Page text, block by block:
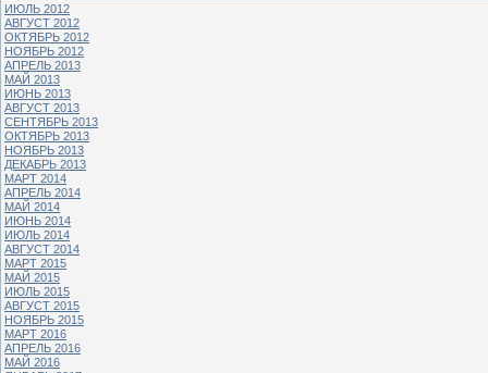
ИЮЛЬ 2012
АВГУСТ 2012
ОКТЯБРЬ 2012
НОЯБРЬ 2012
АПРЕЛЬ 2013
МАЙ 2013
ИЮНЬ 2013
АВГУСТ 2013
СЕНТЯБРЬ 2013
ОКТЯБРЬ 2013
НОЯБРЬ 2013
ДЕКАБРЬ 2013
МАРТ 2014
АПРЕЛЬ 2014
МАЙ 2014
ИЮНЬ 2014
ИЮЛЬ 2014
АВГУСТ 2014
МАРТ 2015
МАЙ 2015
ИЮЛЬ 2015
АВГУСТ 2015
НОЯБРЬ 2015
МАРТ 2016
АПРЕЛЬ 2016
МАЙ 2016